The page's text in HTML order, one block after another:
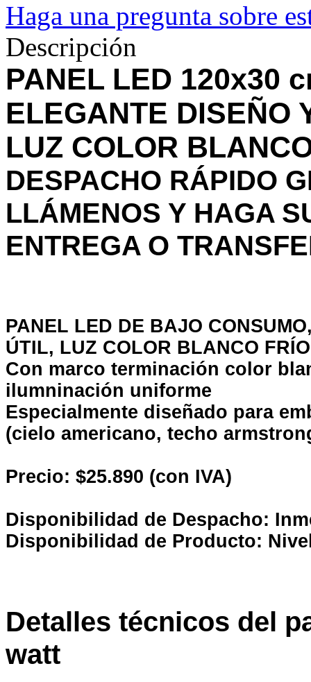
Haga una pregunta sobre
Descripción
PANEL LED 120x30
ELEGANTE DISEÑO
LUZ COLOR
DESPACHO RÁPIDO
LLÁMENOS Y HAGA
ENTREGA O
PANEL LED DE BAJO
ÚTIL, LUZ COLOR BLANCO
Con marco terminación color
ilumninación uniforme
Especialmente diseñado para
(cielo americano, techo
Precio: $25.890 (con IVA)
Disponibilidad de Despacho:
Disponibilidad de Producto:
Detalles técnicos del
watt